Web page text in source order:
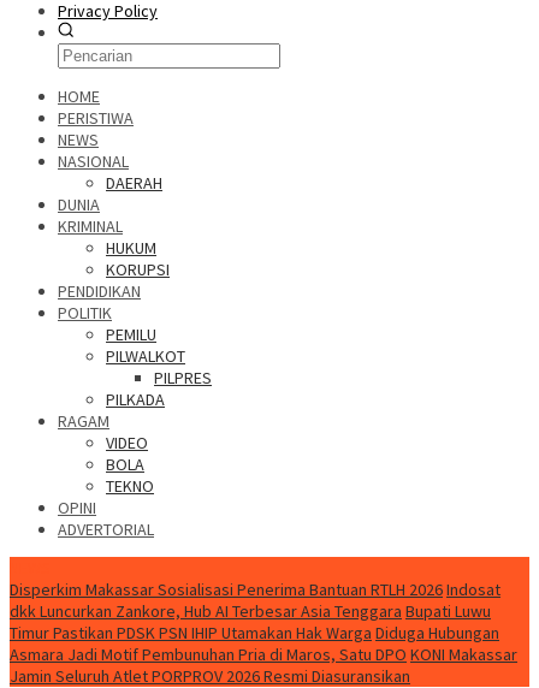
Privacy Policy
HOME
PERISTIWA
NEWS
NASIONAL
DAERAH
DUNIA
KRIMINAL
HUKUM
KORUPSI
PENDIDIKAN
POLITIK
PEMILU
PILWALKOT
PILPRES
PILKADA
RAGAM
VIDEO
BOLA
TEKNO
OPINI
ADVERTORIAL
Disperkim Makassar Sosialisasi Penerima Bantuan RTLH 2026Indosat
dkk Luncurkan Zankore, Hub AI Terbesar Asia Tenggara Bupati Luwu
Timur Pastikan PDSK PSN IHIP Utamakan Hak Warga Diduga Hubungan
Asmara Jadi Motif Pembunuhan Pria di Maros, Satu DPO KONI Makassar
Jamin Seluruh Atlet PORPROV 2026 Resmi Diasuransikan